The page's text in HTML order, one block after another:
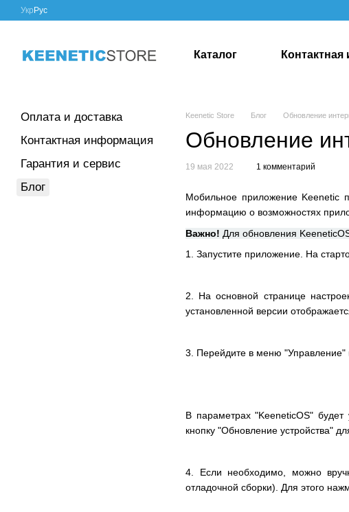
Перейти к основному контенту
Укр Рус
Каталог
Keenetic Store Блог Обновление
Обновление
19 мая 2022 1 комментарий
Мобильное приложение Keenetic
информацию о возможностях
Важно! Для обновления
1. Запустите приложение. На
2. На основной странице
установленной версии
3. Перейдите в меню "Управление"
В параметрах "KeeneticOS"
кнопку "Обновление устройства"
4. Если необходимо, можно
отладочной сборки). Для этого
Оплата и доставка
Контактная информация
Гарантия и сервис
Блог